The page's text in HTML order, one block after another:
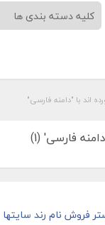
اند با "دامنه فارسی"
فارسی' (1)
فروش نام رند سایتها